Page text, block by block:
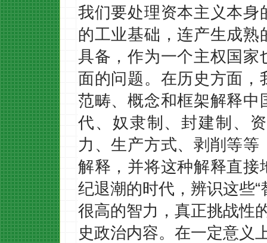
我们要处理资本主义本
的工业基础，连产生成
具备，作为一个主权国
面的问题。在历史方面
范畴、概念和框架解释
代、奴隶制、封建制、
力、生产方式、剥削等
解释，并将这种解释直
纪退潮的时代，辨识这些
很高的智力，真正挑战性
史政治内容。在一定意义